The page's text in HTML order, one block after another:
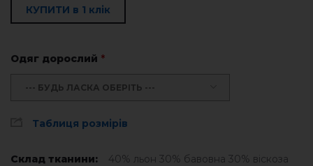
КУПИТИ в 1 клік
Одяг дорослий *
--- БУДЬ ЛАСКА ОБЕРІТЬ ---
Таблиця розмірів
Склад тканини:
40% льон 30% бавовна 30% віскоза